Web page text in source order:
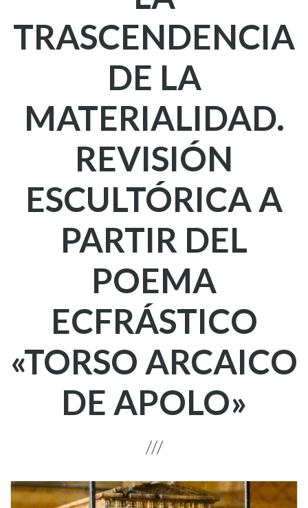
TRASCENDENCIA
DE LA
MATERIALIDAD.
REVISIÓN
ESCULTÓRICA A
PARTIR DEL
POEMA
ECFRÁSTICO
«TORSO ARCAICO
DE APOLO»